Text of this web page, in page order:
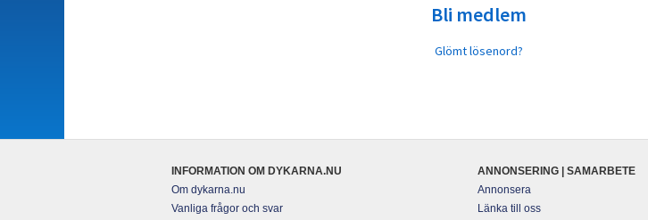
Bli medlem
Glömt lösenord?
INFORMATION OM DYKARNA.NU
Om dykarna.nu
Vanliga frågor och svar
ANNONSERING | SAMARBETE
Annonsera
Länka till oss